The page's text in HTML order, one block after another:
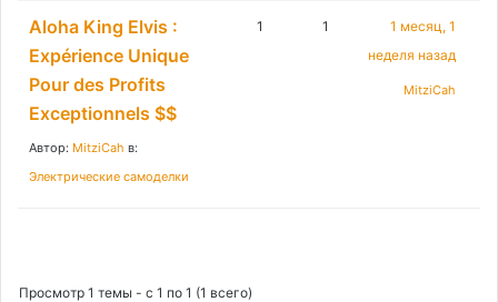
Aloha King Elvis :
Expérience Unique
Pour des Profits
Exceptionnels $$
Автор: MitziCah в:
Электрические самоделки
1 1
1 месяц, 1
неделя назад
MitziCah
Просмотр 1 темы - с 1 по 1 (1 всего)